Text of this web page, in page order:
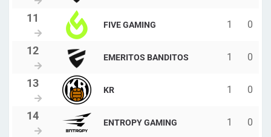
FIVE GAMING 1 0
EMERITOS BANDITOS 1 0
KR 1 0
ENTROPY GAMING 1 0